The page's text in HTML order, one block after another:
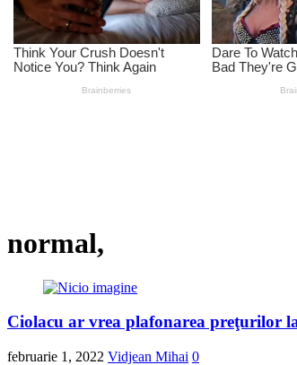
normal,
Ciolacu ar vrea plafonarea preţurilor
februarie 1, 2022 Vidjean Mihai 0